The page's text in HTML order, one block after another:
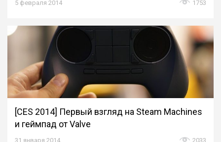
5 февраля 2014 1753
[CES 2014] Первый взгляд на Steam Machines
и геймпад от Valve
31 января 2014 2033